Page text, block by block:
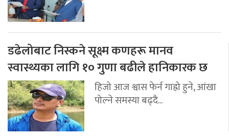
डढेलोबाट निस्कने सूक्ष्म कणहरू मानव
स्वास्थ्यका लागि १० गुणा बढीले हानिकारक छ
हिजो आज श्वास फेर्न गाह्रो हुने, आंखा
पोल्ने समस्या बढ्दै...